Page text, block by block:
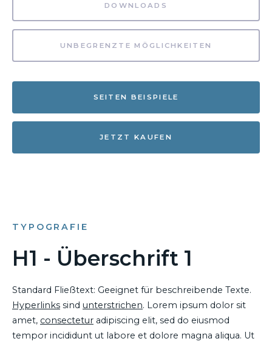
DOWNLOADS
UNBEGRENZTE MÖGLICHKEITEN
SEITEN BEISPIELE
JETZT KAUFEN
TYPOGRAFIE
H1 - Überschrift 1
Standard Fließtext: Geeignet für beschreibende Texte.
Hyperlinks sind unterstrichen. Lorem ipsum dolor sit
amet, consectetur adipiscing elit, sed do eiusmod
tempor incididunt ut labore et dolore magna aliqua. Ut